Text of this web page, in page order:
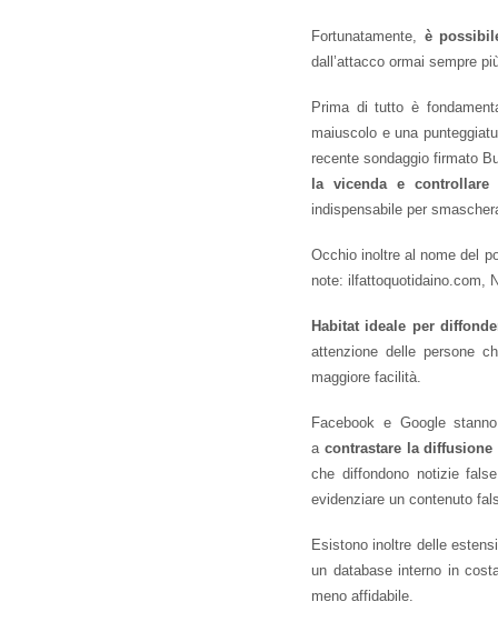
Fortunatamente, è
dall’attacco ormai sempre
Prima di tutto è
maiuscolo e una
recente sondaggio firmato
la vicenda e
indispensabile per
Occhio inoltre al nome del
note: ilfattoquotidaino.com,
Habitat ideale per
attenzione delle persone
maggiore facilità.
Facebook e Google
a contrastare la
che diffondono notizie
evidenziare un contenuto
Esistono inoltre delle
un database interno in
meno affidabile.